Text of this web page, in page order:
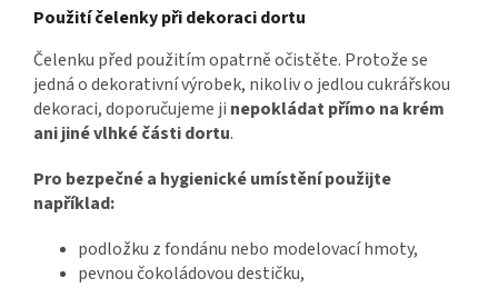
Použití čelenky při dekoraci dortu
Čelenku před použitím opatrně očistěte. Protože se
jedná o dekorativní výrobek, nikoliv o jedlou cukrářskou
dekoraci, doporučujeme ji nepokládat přímo na krém
ani jiné vlhké části dortu.
Pro bezpečné a hygienické umístění použijte
například:
podložku z fondánu nebo modelovací hmoty,
pevnou čokoládovou destičku,